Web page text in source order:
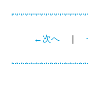
←次へ｜